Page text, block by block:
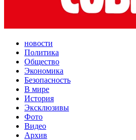
новости
Политика
Общество
Экономика
Безопасность
В мире
История
Эксклюзивы
Фото
Видео
Архив